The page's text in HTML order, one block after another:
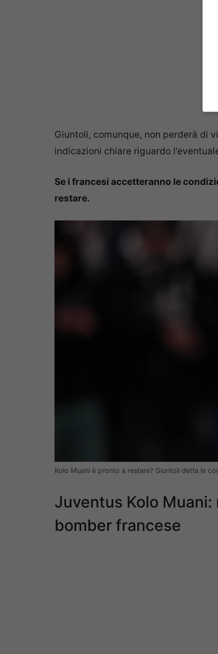
Giuntoli, comunque, non perderà di
indicazioni chiare riguardo
Se i francesi accetteranno le
restare.
Kolo Muani è pronto a restare? Giuntoli detta le
Juventus Kolo
bomber francese